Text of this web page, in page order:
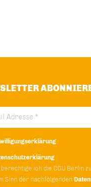
ich die CDU Berlin
Sinn der nachfolgenden